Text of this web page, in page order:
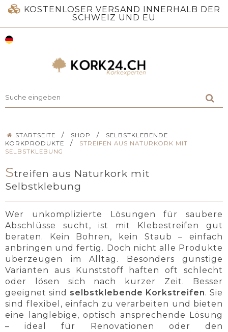
KOSTENLOSER VERSAND INNERHALB DER
SCHWEIZ UND EU
STARTSEITE / SHOP /
SELBSTKLEBENDE
KORKPRODUKTE
/
STREIFEN AUS NATURKORK MIT
SELBSTKLEBUNG
Streifen aus Naturkork mit
Selbstklebung
Wer unkomplizierte Lösungen für saubere
Abschlüsse sucht, ist mit Klebestreifen gut
beraten. Kein Bohren, kein Staub – einfach
anbringen und fertig. Doch nicht alle Produkte
überzeugen im Alltag. Besonders günstige
Varianten aus Kunststoff haften oft schlecht
oder lösen sich nach kurzer Zeit. Besser
geeignet sind selbstklebende Korkstreifen. Sie
sind flexibel, einfach zu verarbeiten und bieten
eine langlebige, optisch ansprechende Lösung
– ideal für Renovationen oder den